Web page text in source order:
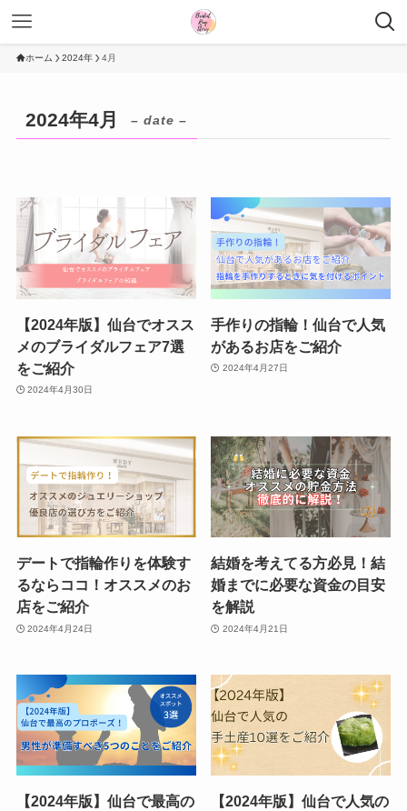
ホーム 2024年 4月
2024年4月 – date –
【2024年版】仙台でオスス
メのブライダルフェア7選
をご紹介
2024年4月30日
手作りの指輪！仙台で人気
があるお店をご紹介
2024年4月27日
デートで指輪作りを体験す
るならココ！オススメのお
店をご紹介
2024年4月24日
結婚を考えてる方必見！結
婚までに必要な資金の目安
を解説
2024年4月21日
【2024年版】仙台で最高の
【2024年版】仙台で人気の